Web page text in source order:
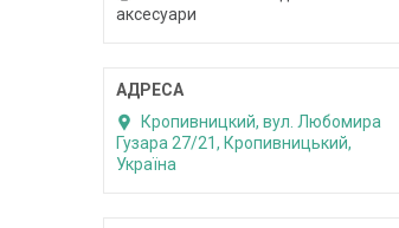
аксесуари
Кропивницкий, вул. Любомира
Гузара 27/21, Кропивницький,
Україна